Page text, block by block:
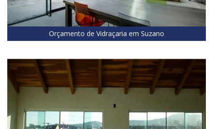
Orçamento de Vidraçaria em Suzano